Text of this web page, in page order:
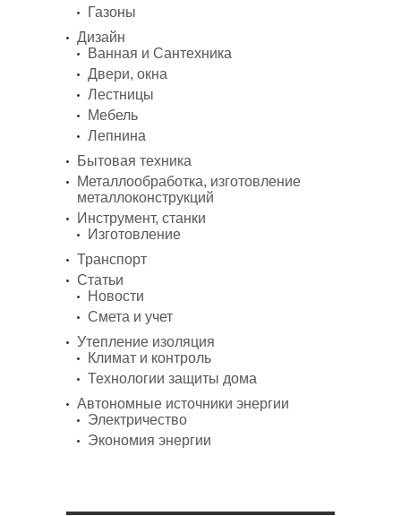
Газоны
Дизайн
Ванная и Сантехника
Двери, окна
Лестницы
Мебель
Лепнина
Бытовая техника
Металлообработка, изготовление
металлоконструкций
Инструмент, станки
Изготовление
Транспорт
Статьи
Новости
Смета и учет
Утепление изоляция
Климат и контроль
Технологии защиты дома
Автономные источники энергии
Электричество
Экономия энергии